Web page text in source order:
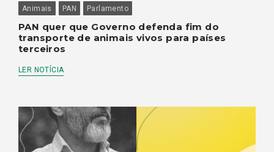
Animais PAN Parlamento
PAN quer que Governo defenda fim do
transporte de animais vivos para países
terceiros
LER NOTÍCIA